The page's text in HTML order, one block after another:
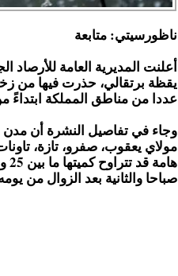
ناظورسيتي: متابعة
أعلنت المديرية العامة
يقظة برتقالي، حذرت فيها من
عددا من مناطق المملكة ابتداءً
وجاء في تفاصيل النشرة أن مدن
مولاي يعقوب، صفرو، تازة،
صباحا والثانية بعد الزوال من يومه